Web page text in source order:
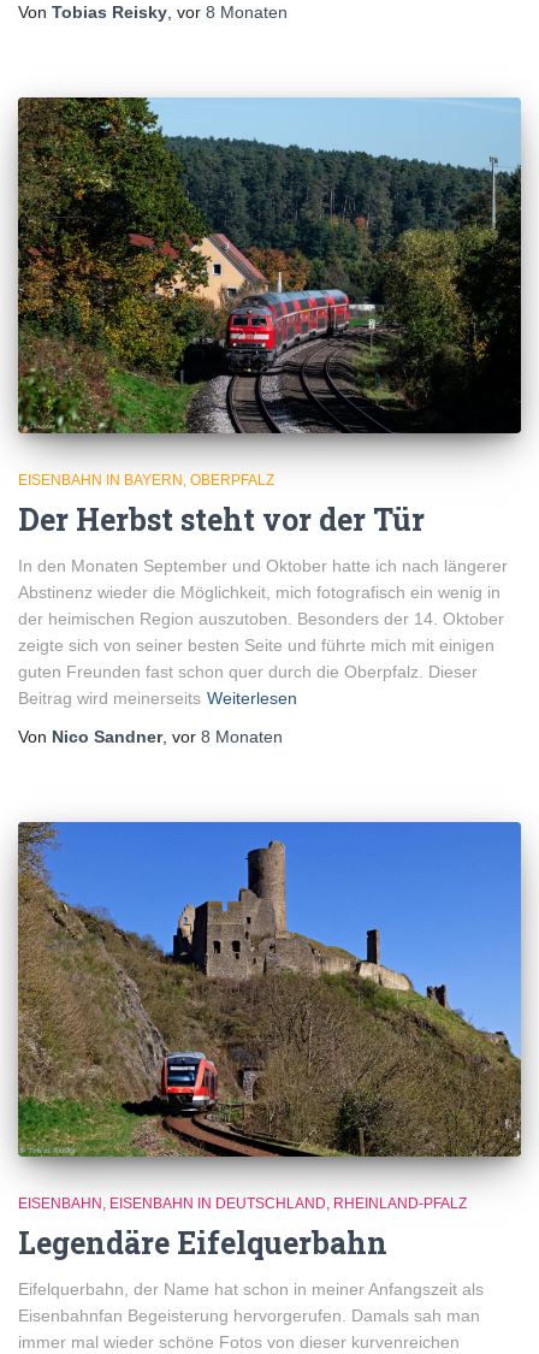
Von Tobias Reisky , vor 8 Monaten
EISENBAHN IN BAYERN OBERPFALZ
Der Herbst steht vor der Tür
In den Monaten September und Oktober hatte ich nach längerer
Abstinenz wieder die Möglichkeit, mich fotografisch ein wenig in
der heimischen Region auszutoben. Besonders der 14. Oktober
zeigte sich von seiner besten Seite und führte mich mit einigen
guten Freunden fast schon quer durch die Oberpfalz. Dieser
Beitrag wird meinerseits Weiterlesen
Von Nico Sandner, vor 8 Monaten
EISENBAHN EISENBAHN IN DEUTSCHLAND RHEINLAND-PFALZ
Legendäre Eifelquerbahn
Eifelquerbahn, der Name hat schon in meiner Anfangszeit als
Eisenbahnfan Begeisterung hervorgerufen. Damals sah man
immer mal wieder schöne Fotos von dieser kurvenreichen